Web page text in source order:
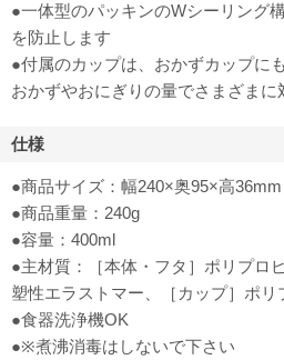
●一体型のパッキンのWシーリング
を防止します
●付属のカップは、おかずカップに
おかずやおにぎりの量でさまざまに
仕様
●商品サイズ：幅240×奥95×高36mm
●商品重量：240g
●容量：400ml
●主材質：［本体・フタ］ポリプロ
塑性エラストマー、［カップ］ポリ
●食器洗浄機OK
●※煮沸消毒はしないで下さい